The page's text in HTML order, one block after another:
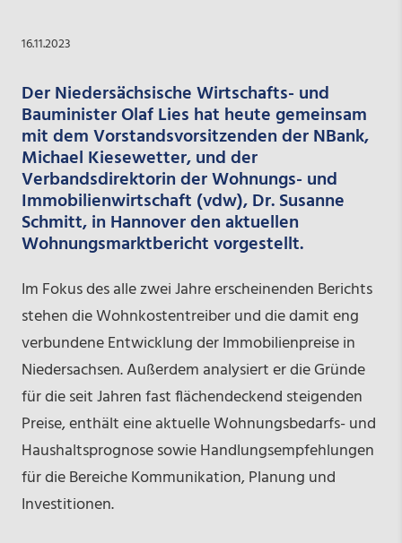
16.11.2023
Der Niedersächsische Wirtschafts- und
Bauminister Olaf Lies hat heute gemeinsam
mit dem Vorstandsvorsitzenden der NBank,
Michael Kiesewetter, und der
Verbandsdirektorin der Wohnungs- und
Immobilienwirtschaft (vdw), Dr. Susanne
Schmitt, in Hannover den aktuellen
Wohnungsmarktbericht vorgestellt.
Im Fokus des alle zwei Jahre erscheinenden Berichts
stehen die Wohnkostentreiber und die damit eng
verbundene Entwicklung der Immobilienpreise in
Niedersachsen. Außerdem analysiert er die Gründe
für die seit Jahren fast flächendeckend steigenden
Preise, enthält eine aktuelle Wohnungsbedarfs- und
Haushaltsprognose sowie Handlungsempfehlungen
für die Bereiche Kommunikation, Planung und
Investitionen.